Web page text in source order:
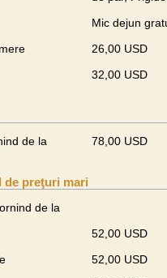
Mic dejun
26,00 USD
32,00 USD
de la 78,00 USD
de preţuri mari
de la
52,00 USD
52,00 USD